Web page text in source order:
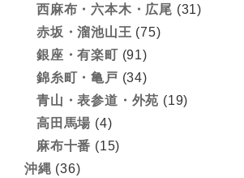
西麻布・六本木・広尾 (31)
赤坂・溜池山王 (75)
銀座・有楽町 (91)
錦糸町・亀戸 (34)
青山・表参道・外苑 (19)
高田馬場 (4)
麻布十番 (15)
沖縄 (36)